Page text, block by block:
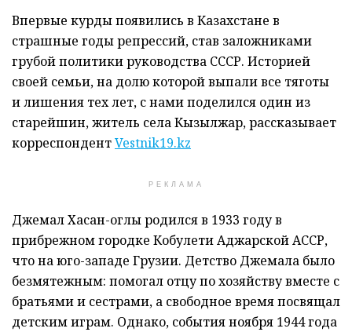
Впервые курды появились в Казахстане в
страшные годы репрессий, став заложниками
грубой политики руководства СССР. Историей
своей семьи, на долю которой выпали все тяготы
и лишения тех лет, с нами поделился один из
старейшин, житель села Кызылжар, рассказывает
корреспондентVestnik19.kz
РЕКЛАМА
Джемал Хасан-оглы родился в 1933 году в
прибрежном городке Кобулети Аджарской АССР,
что на юго-западе Грузии. Детство Джемала было
безмятежным: помогал отцу по хозяйству вместе с
братьями и сестрами, а свободное время посвящал
детским играм. Однако, события ноября 1944 года